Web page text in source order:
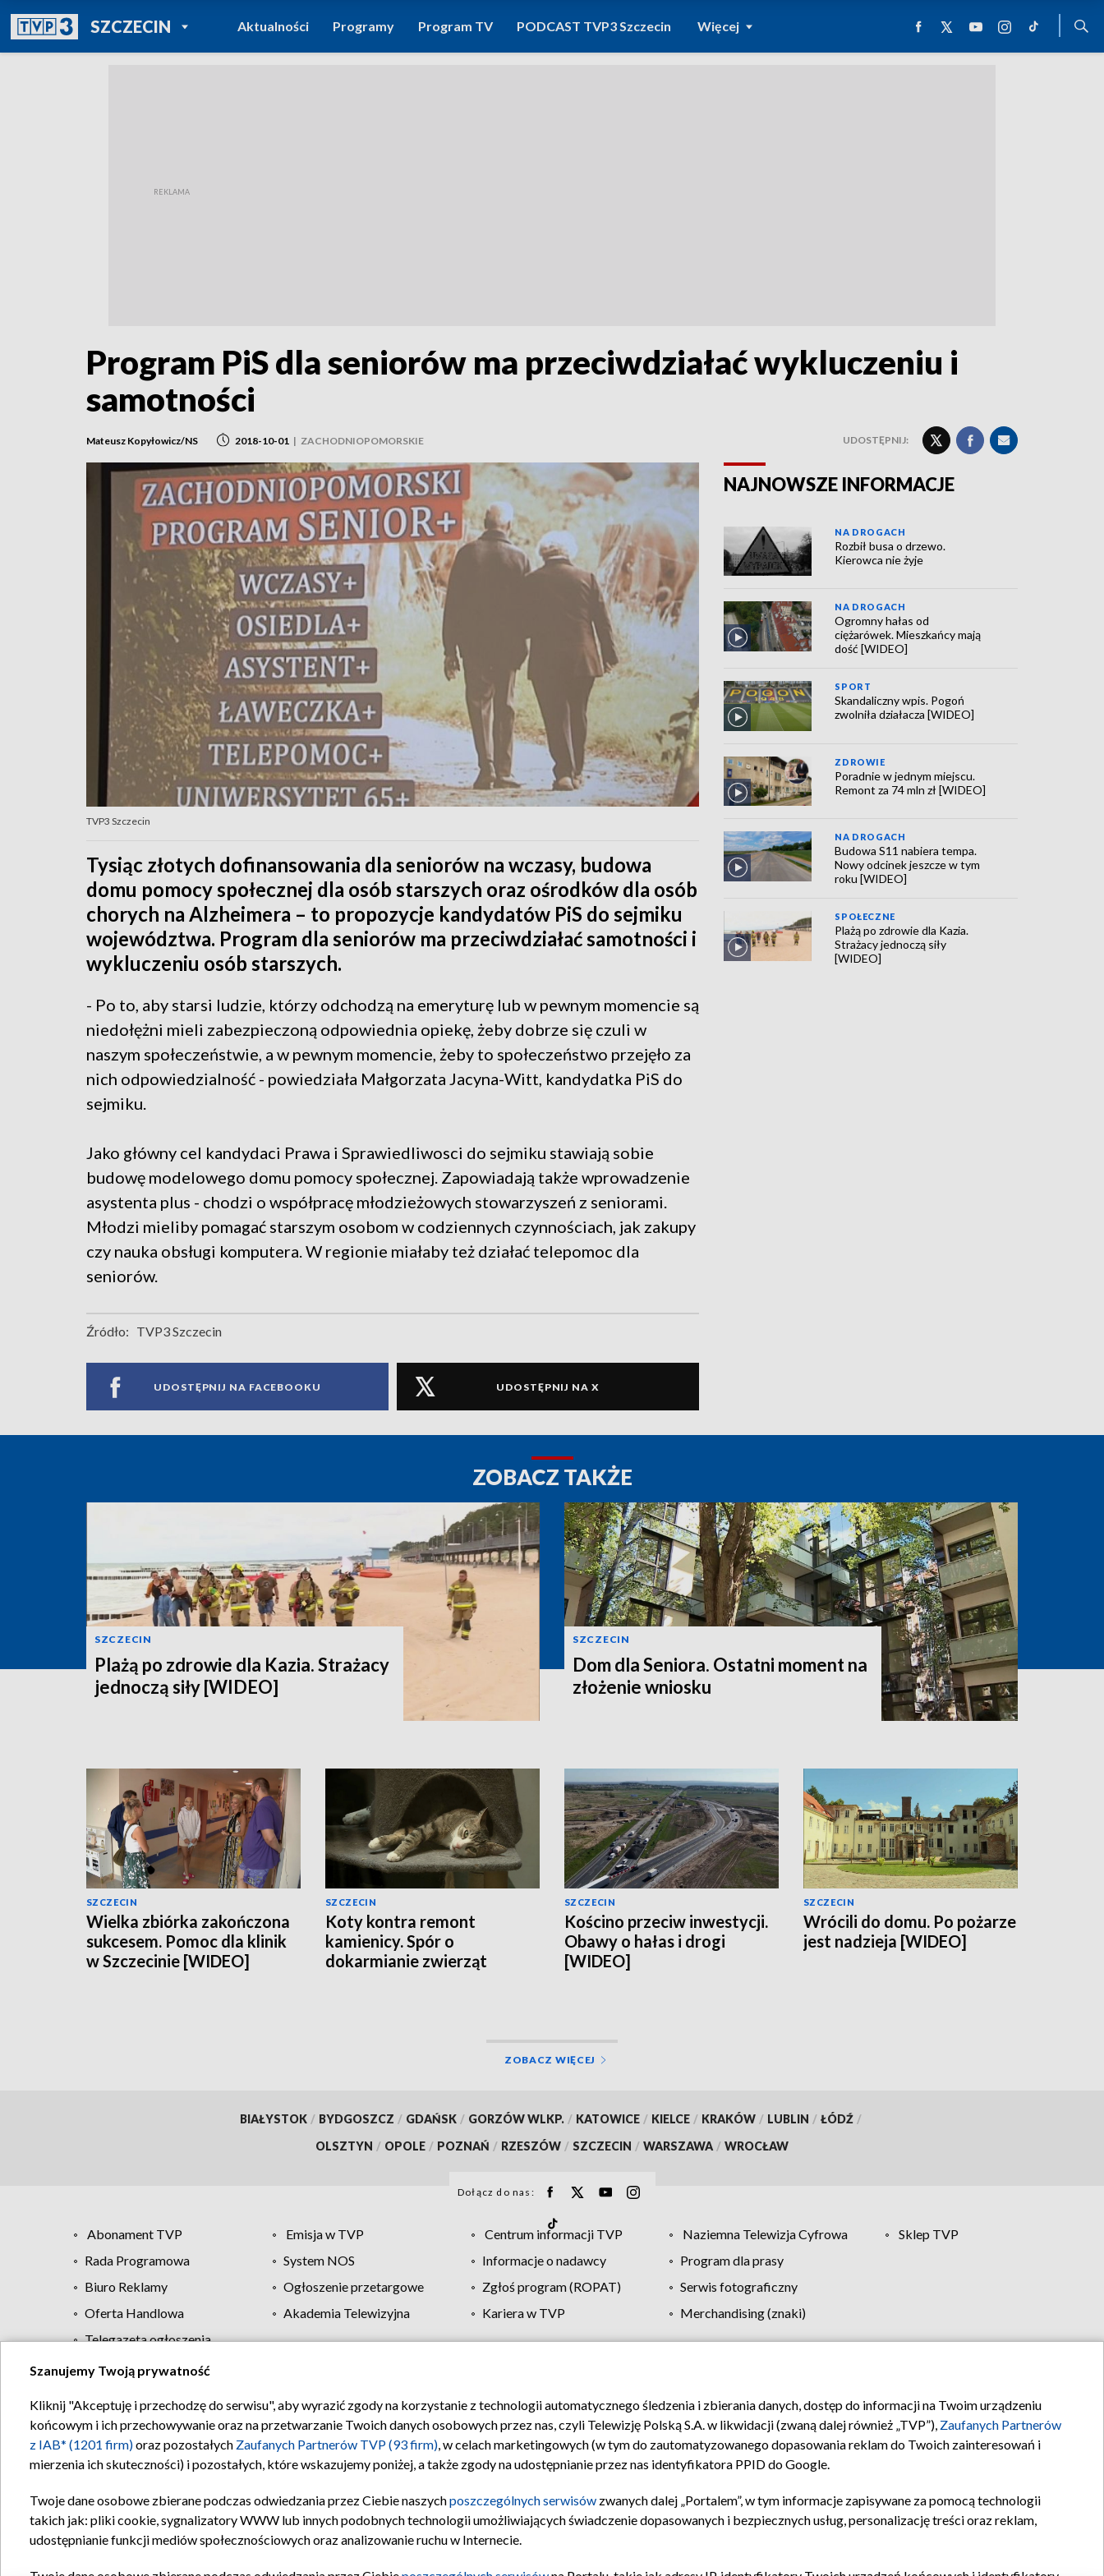
SZCZECINPOWRÓT DO
TVP REGIONY
Aktualności Programy Program TV PODCAST TVP3 Szczecin Więcej
Program PiS dla seniorów ma przeciwdziałać wykluczeniu i
samotności
Mateusz Kopyłowicz/NS 2018-10-01 | ZACHODNIOPOMORSKIE UDOSTĘPNIJ:
TVP3 Szczecin
Tysiąc złotych dofinansowania dla seniorów na wczasy, budowa
domu pomocy społecznej dla osób starszych oraz ośrodków dla osób
chorych na Alzheimera – to propozycje kandydatów PiS do sejmiku
województwa. Program dla seniorów ma przeciwdziałać samotności i
wykluczeniu osób starszych.
- Po to, aby starsi ludzie, którzy odchodzą na emeryturę lub w pewnym momencie są
niedołężni mieli zabezpieczoną odpowiednia opiekę, żeby dobrze się czuli w
naszym społeczeństwie, a w pewnym momencie, żeby to społeczeństwo przejęło za
nich odpowiedzialność - powiedziała Małgorzata Jacyna-Witt, kandydatka PiS do
sejmiku.
Jako główny cel kandydaci Prawa i Sprawiedliwosci do sejmiku stawiają sobie
budowę modelowego domu pomocy społecznej. Zapowiadają także wprowadzenie
asystenta plus - chodzi o współpracę młodzieżowych stowarzyszeń z seniorami.
Młodzi mieliby pomagać starszym osobom w codziennych czynnościach, jak zakupy
czy nauka obsługi komputera. W regionie miałaby też działać telepomoc dla
seniorów.
Źródło: TVP3 Szczecin
UDOSTĘPNIJ NA FACEBOOKU UDOSTĘPNIJ NA X
NAJNOWSZE INFORMACJE
NA DROGACH
Rozbił busa o drzewo.
Kierowca nie żyje
NA DROGACH
Ogromny hałas od
ciężarówek. Mieszkańcy mają
dość [WIDEO]
SPORT
Skandaliczny wpis. Pogoń
zwolniła działacza [WIDEO]
ZDROWIE
Poradnie w jednym miejscu.
Remont za 74 mln zł [WIDEO]
NA DROGACH
Budowa S11 nabiera tempa.
Nowy odcinek jeszcze w tym
roku [WIDEO]
SPOŁECZNE
Plażą po zdrowie dla Kazia.
Strażacy jednoczą siły
[WIDEO]
ZOBACZ TAKŻE
SZCZECIN
Plażą po zdrowie dla Kazia. Strażacy
jednoczą siły [WIDEO]
SZCZECIN
Dom dla Seniora. Ostatni moment na
złożenie wniosku
SZCZECIN
Wielka zbiórka zakończona
sukcesem. Pomoc dla klinik
w Szczecinie [WIDEO]
SZCZECIN
Koty kontra remont
kamienicy. Spór o
dokarmianie zwierząt
SZCZECIN
Kościno przeciw inwestycji.
Obawy o hałas i drogi
[WIDEO]
SZCZECIN
Wrócili do domu. Po pożarze
jest nadzieja [WIDEO]
ZOBACZ WIĘCEJ
BIAŁYSTOK / BYDGOSZCZ / GDAŃSK / GORZÓW WLKP. / KATOWICE / KIELCE / KRAKÓW / LUBLIN / ŁÓDŹ /
OLSZTYN / OPOLE / POZNAŃ / RZESZÓW / SZCZECIN / WARSZAWA / WROCŁAW
Dołącz do nas:
Abonament TVP Emisja w TVP Centrum informacji TVP Naziemna Telewizja Cyfrowa
Sklep TVP
Rada Programowa
System NOS Informacje o nadawcy
Program dla prasy
Biuro Reklamy
Ogłoszenie przetargowe Zgłoś program (ROPAT)
Serwis fotograficzny
Oferta Handlowa
Akademia Telewizyjna Kariera w TVP
Merchandising (znaki)
Telegazeta ogłoszenia
Regulamin TVP Polityka prywatności Moje zgody Pomoc Biuro reklamy Kontakt
Szanujemy Twoją prywatność
Kliknij "Akceptuję i przechodzę do serwisu", aby wyrazić zgody na korzystanie z technologii automatycznego śledzenia i zbierania danych, dostęp do informacji na Twoim urządzeniu
końcowym i ich przechowywanie oraz na przetwarzanie Twoich danych osobowych przez nas, czyli Telewizję Polską S.A. w likwidacji (zwaną dalej również „TVP”), Zaufanych Partnerów
z IAB* (1201 firm)oraz pozostałych Zaufanych Partnerów TVP (93 firm), w celach marketingowych (w tym do zautomatyzowanego dopasowania reklam do Twoich zainteresowań i
mierzenia ich skuteczności) i pozostałych, które wskazujemy poniżej, a także zgody na udostępnianie przez nas identyfikatora PPID do Google.
Twoje dane osobowe zbierane podczas odwiedzania przez Ciebie naszychposzczególnych serwisów zwanych dalej „Portalem”, w tym informacje zapisywane za pomocą technologii
takich jak: pliki cookie, sygnalizatory WWW lub innych podobnych technologii umożliwiających świadczenie dopasowanych i bezpiecznych usług, personalizację treści oraz reklam,
udostępnianie funkcji mediów społecznościowych oraz analizowanie ruchu w Internecie.